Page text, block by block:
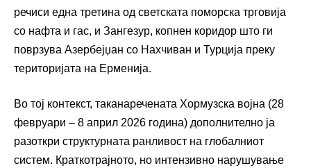
речиси една третина од светската поморска трговија
со нафта и гас, и Зангезур, копнен коридор што ги
поврзува Азербејџан со Нахчиван и Турција преку
територијата на Ерменија.
Во тој контекст, таканаречената Хормузска војна (28
февруари – 8 април 2026 година) дополнително ја
разоткри структурната ранливост на глобалниот
систем. Краткотрајното, но интензивно нарушување